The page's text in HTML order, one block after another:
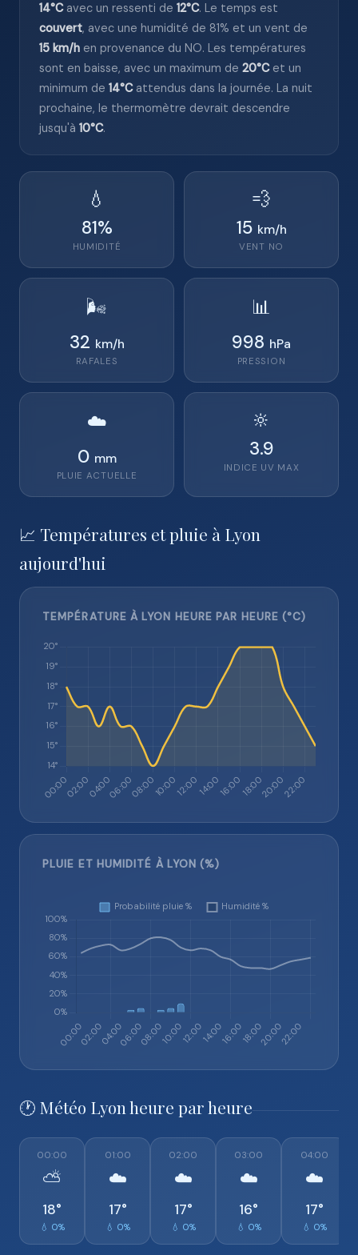
14°Cavec un ressenti de 12°C. Le temps est
couvert, avec une humidité de 81% et un vent de
15 km/h en provenance du NO. Les températures
sont en baisse, avec un maximum de 20°Cet un
minimum de 14°Cattendus dans la journée. La nuit
prochaine, le thermomètre devrait descendre
jusqu'à 10°C.
💧
81%
HUMIDITÉ
💨
15 km/h
VENT NO
🌬️
32 km/h
RAFALES
📊
998 hPa
PRESSION
☁️
0 mm
PLUIE ACTUELLE
🔆
3.9
INDICE UV MAX
📈 Températures et pluie à Lyon
aujourd'hui
TEMPÉRATURE À LYON HEURE PAR HEURE (°C)
PLUIE ET HUMIDITÉ À LYON (%)
🕐 Météo Lyon heure par heure
00:00
⛅
18°
💧 0%
01:00
☁️
17°
💧 0%
02:00
☁️
17°
💧 0%
03:00
☁️
16°
💧 0%
04:00
☁️
17°
💧 0%